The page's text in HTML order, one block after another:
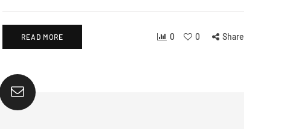
READ MORE 0 0 Share